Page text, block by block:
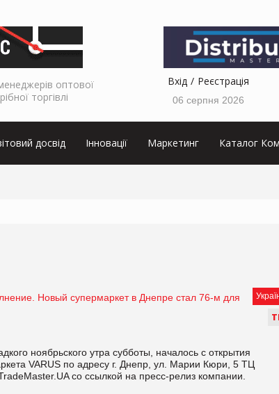
оптової
торгівлі
Вхід Реєстрація
06 серпня 2026
досвід Інновації Маркетинг Каталог
Т
Новый супермаркет в Днепре стал 76-м для
ноябрьского утра субботы, началось с открытия
VARUS по адресу г. Днепр, ул. Марии Кюри, 5 ТЦ
со ссылкой на пресс-релиз компании.